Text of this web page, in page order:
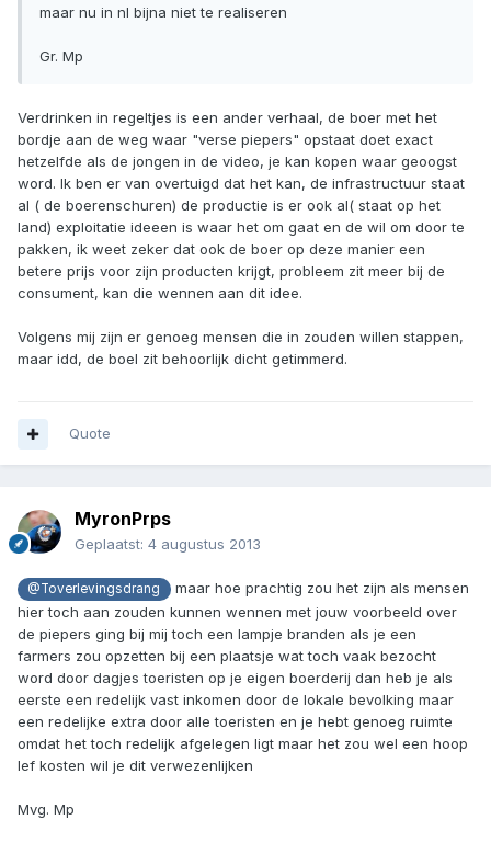
maar nu in nl bijna niet te realiseren
Gr. Mp
Verdrinken in regeltjes is een ander verhaal, de boer met het
bordje aan de weg waar "verse piepers" opstaat doet exact
hetzelfde als de jongen in de video, je kan kopen waar geoogst
word. Ik ben er van overtuigd dat het kan, de infrastructuur staat
al ( de boerenschuren) de productie is er ook al( staat op het
land) exploitatie ideeen is waar het om gaat en de wil om door te
pakken, ik weet zeker dat ook de boer op deze manier een
betere prijs voor zijn producten krijgt, probleem zit meer bij de
consument, kan die wennen aan dit idee.
Volgens mij zijn er genoeg mensen die in zouden willen stappen,
maar idd, de boel zit behoorlijk dicht getimmerd.
Quote
MyronPrps
Geplaatst: 4 augustus 2013
@Toverlevingsdrang
maar hoe prachtig zou het zijn als mensen
hier toch aan zouden kunnen wennen met jouw voorbeeld over
de piepers ging bij mij toch een lampje branden als je een
farmers zou opzetten bij een plaatsje wat toch vaak bezocht
word door dagjes toeristen op je eigen boerderij dan heb je als
eerste een redelijk vast inkomen door de lokale bevolking maar
een redelijke extra door alle toeristen en je hebt genoeg ruimte
omdat het toch redelijk afgelegen ligt maar het zou wel een hoop
lef kosten wil je dit verwezenlijken
Mvg. Mp